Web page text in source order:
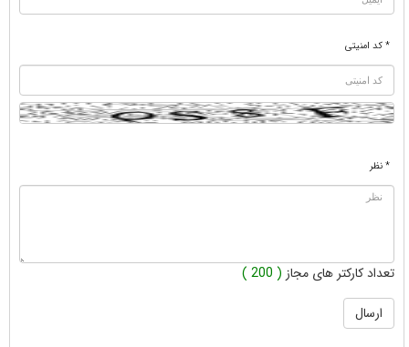
* کد امنیتی
* نظر
تعداد کارکتر های مجاز ( 200 )